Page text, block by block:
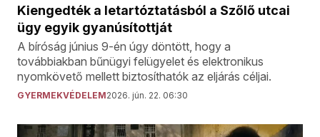
Kiengedték a letartóztatásból a Szőlő utcai
ügy egyik gyanúsítottját
A bíróság június 9-én úgy döntött, hogy a
továbbiakban bűnügyi felügyelet és elektronikus
nyomkövető mellett biztosíthatók az eljárás céljai.
GYERMEKVÉDELEM2026. jún. 22. 06:30